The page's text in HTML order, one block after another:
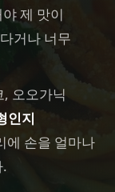
제 맛이
거나 너무
오오가닉
인지
에 손을 얼마나